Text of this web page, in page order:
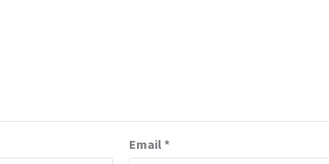
Email*